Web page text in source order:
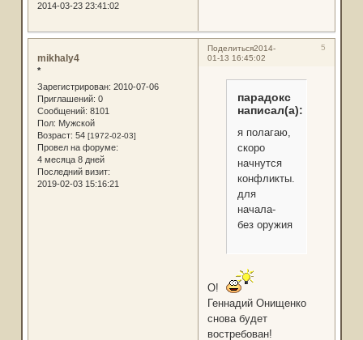
2014-03-23 23:41:02
Поделиться 5
2014-
01-13 16:45:02
mikhaly4
*
Зарегистрирован: 2010-07-06
Приглашений: 0
Сообщений: 8101
Пол: Мужской
Возраст: 54 [1972-02-03]
Провел на форуме:
4 месяца 8 дней
Последний визит:
2019-02-03 15:16:21
парадокс
написал(а):
я полагаю,
скоро
начнутся
конфликты.
для
начала-
без оружия
О!
Геннадий Онищенко
снова будет
востребован!